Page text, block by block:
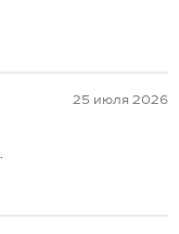
25 июля 2026